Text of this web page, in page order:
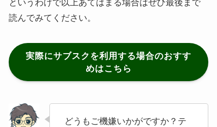
というわけで以上あてはまる場合はぜひ最後まで
読んでみてください。
実際にサブスクを利用する場合のおすす
めはこちら
どうもご機嫌いかがですか？テ